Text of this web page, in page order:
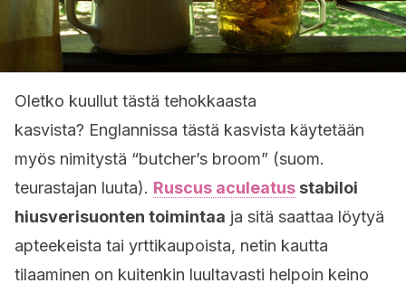
Oletko kuullut tästä tehokkaasta
kasvista? Englannissa tästä kasvista käytetään
myös nimitystä “butcher’s broom” (suom.
teurastajan luuta). Ruscus aculeatus stabiloi
hiusverisuonten toimintaa ja sitä saattaa löytyä
apteekeista tai yrttikaupoista, netin kautta
tilaaminen on kuitenkin luultavasti helpoin keino